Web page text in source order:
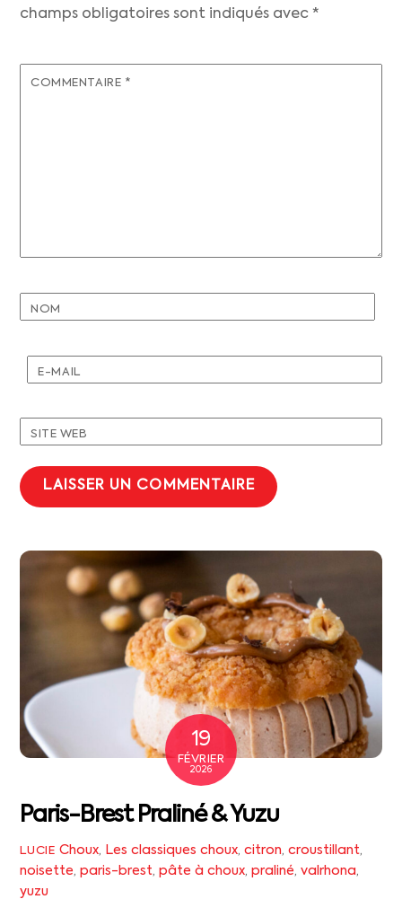
champs obligatoires sont indiqués avec*
COMMENTAIRE *
NOM
E-MAIL
SITE WEB
19
FÉVRIER
2026
Paris-Brest Praliné & Yuzu
LUCIE Choux, Les classiques choux, citron, croustillant,
noisette,paris-brest,pâte à choux,praliné,valrhona,
yuzu